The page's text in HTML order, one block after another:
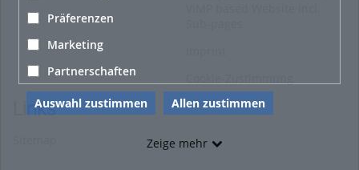
Präferenzen
Marketing
Partnerschaften
Auswahl zustimmen Allen zustimmen
Zeige mehr
Links